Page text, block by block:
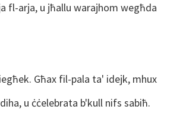
fl-arja, u jħallu warajhom wegħda
Għax fil-pala ta' idejk, mhux
u ċċelebrata b'kull nifs sabiħ.